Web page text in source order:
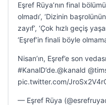
Eşref Rüya’nın final
olmadı’, ‘Dizinin
zayıf’, ‘Çok hızlı geçiş
‘Eşref’in finali böyle
Nisan’ın, Eşref’e son
#KanalD’de.@kanald
pic.twitter.com/
— Eşref Rüya